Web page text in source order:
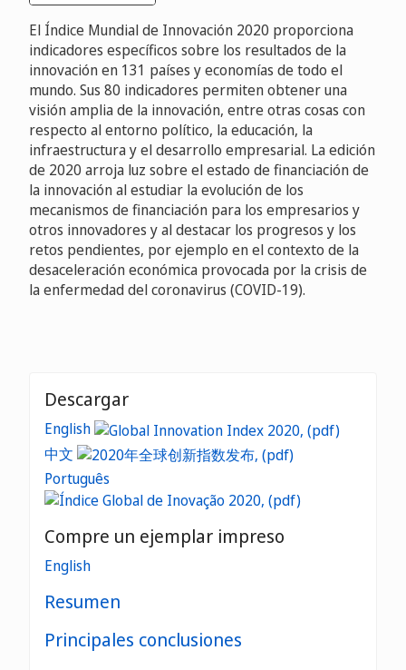
El Índice Mundial de Innovación 2020 proporciona
indicadores específicos sobre los resultados de la
innovación en 131 países y economías de todo el
mundo. Sus 80 indicadores permiten obtener una
visión amplia de la innovación, entre otras cosas con
respecto al entorno político, la educación, la
infraestructura y el desarrollo empresarial. La edición
de 2020 arroja luz sobre el estado de financiación de
la innovación al estudiar la evolución de los
mecanismos de financiación para los empresarios y
otros innovadores y al destacar los progresos y los
retos pendientes, por ejemplo en el contexto de la
desaceleración económica provocada por la crisis de
la enfermedad del coronavirus (COVID-19).
Descargar
English
中文
Português
Compre un ejemplar impreso
English
Resumen
Principales conclusiones